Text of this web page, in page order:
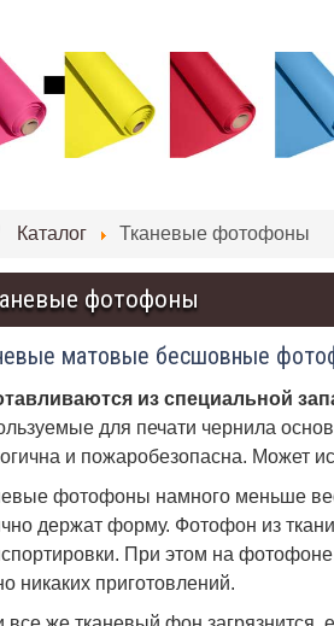
Каталог Тканевые фотофоны
фотофоны
матовые бесшовные
из специальной
для печати чернила
и пожаробезопасна. Может
фотофоны намного меньше
держат форму. Фотофон из
При этом на
никаких приготовлений.